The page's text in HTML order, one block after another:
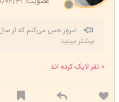
امروز حس می‌کنم که از
امیدهای واهی رها شده‌ام.
بیشتر ببینید
0 نفر لایک کرده اند ...